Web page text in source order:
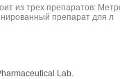
из трех препаратов:
препарат для л
Lab.